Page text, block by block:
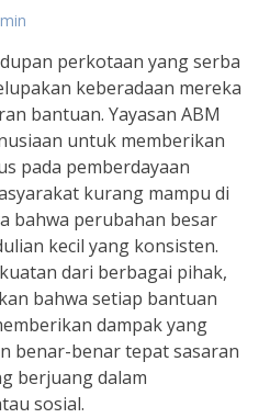
perkotaan yang serba
keberadaan mereka
bantuan. Yayasan ABM
untuk memberikan
pada pemberdayaan
kurang mampu di
bahwa perubahan besar
kecil yang konsisten.
dari berbagai pihak,
bahwa setiap bantuan
dampak yang
benar-benar tepat sasaran
berjuang dalam
sosial.